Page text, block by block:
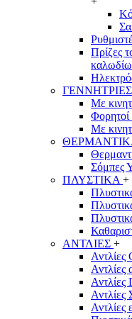
Πρίζες
ΓΕΝΝΗΤΡΙΕΣ
Με
Φορητοί
Με
Σόμπες
ΠΛΥΣΤΙΚΑ +
ΑΝΤΛΙΕΣ +
Αντλίες
Αντλίες
Αντλίες